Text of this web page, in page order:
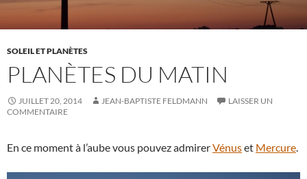
SOLEIL ET PLANÈTES
PLANÈTES DU MATIN
JUILLET 20, 2014 JEAN-BAPTISTE FELDMANN
LAISSER UN
COMMENTAIRE
En ce moment à l’aube vous pouvez admirerVénuset Mercure.